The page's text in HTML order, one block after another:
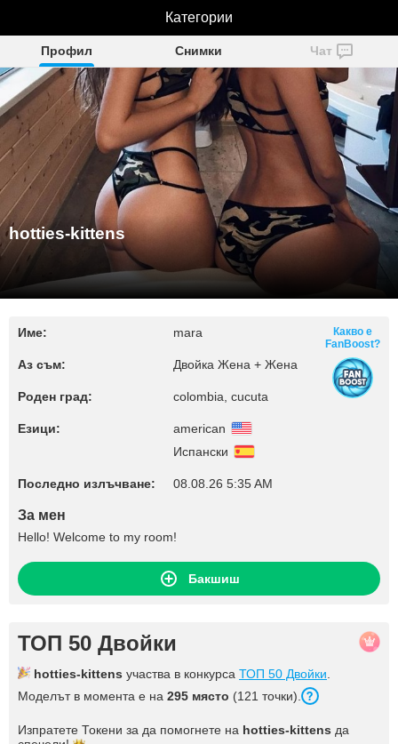
hotties-kittens
Профил Снимки Чат
hotties-kittens
Име: mara
Аз съм: Двойка Жена + Жена
Роден град: colombia, cucuta
Езици:
american
Испански
Последно излъчване: 08.08.26 5:35 AM
Какво е
FanBoost?
За мен
Hello! Welcome to my room!
Бакшиш
ТОП 50 Двойки
hotties-kittens участва в конкурса ТОП 50 Двойки
Моделът в момента е на 295 място (121 точки).
Изпратете Токени за да помогнете на hotties-kittens да
Категории